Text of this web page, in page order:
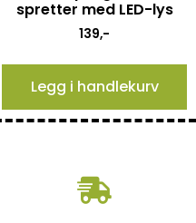
spretter med LED-lys
139,-
Legg i handlekurv